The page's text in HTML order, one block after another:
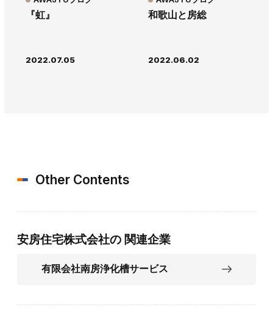
『虹』
2022.07.05
和歌山と房総
2022.06.02
Other Contents
安房住宅株式会社の 関連企業
有限会社南房浄化槽サービス